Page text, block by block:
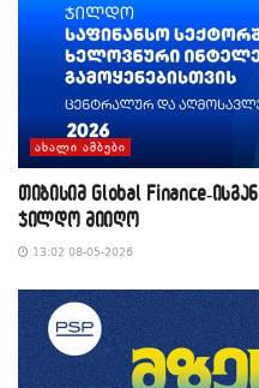
ᲐᲮᲐᲚᲘ ᲐᲛᲑᲔᲑᲘ
თიბისიმ Global Finance-
ჯილდო მიიღო
13:02 08-05-2026